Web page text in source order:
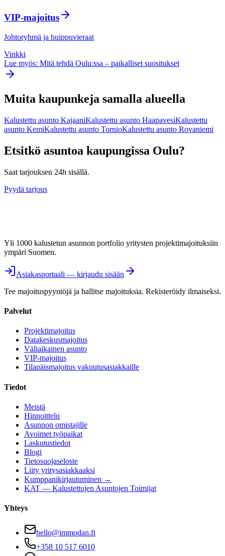
VIP-majoitus
Johtoryhmä ja huippuvieraat
Vinkki
Lue myös: Mitä tehdä Oulu:ssa – paikalliset suositukset
Muita kaupunkeja samalla alueella
Kalustettu asunto KajaaniKalustettu asunto HaapavesiKalustettu
asunto KemiKalustettu asunto TornioKalustettu asunto Rovaniemi
Etsitkö asuntoa kaupungissa Oulu?
Saat tarjouksen 24h sisällä.
Pyydä tarjous
Yli 1000 kalustetun asunnon portfolio yritysten projektimajoituksiin
ympäri Suomen.
Asiakasportaali — kirjaudu sisään
Tee majoituspyyntöjä ja hallitse majoituksia. Rekisteröidy ilmaiseksi.
Palvelut
Projektimajoitus
Datakeskusmajoitus
Väliaikainen asunto
VIP-majoitus
Tilapäismajoitus vakuutusasiakkaille
Tiedot
Meistä
Hinnoittelu
Asunnon omistajille
Avoimet työpaikat
Laskutustiedot
Blogi
Tietosuojaseloste
Liity yritysasiakkaaksi
Kumppanikirjautuminen →
KAT — Kalustettujen Asuntojen Toimijat
Yhteys
hello@immodan.fi
+358 10 517 6010